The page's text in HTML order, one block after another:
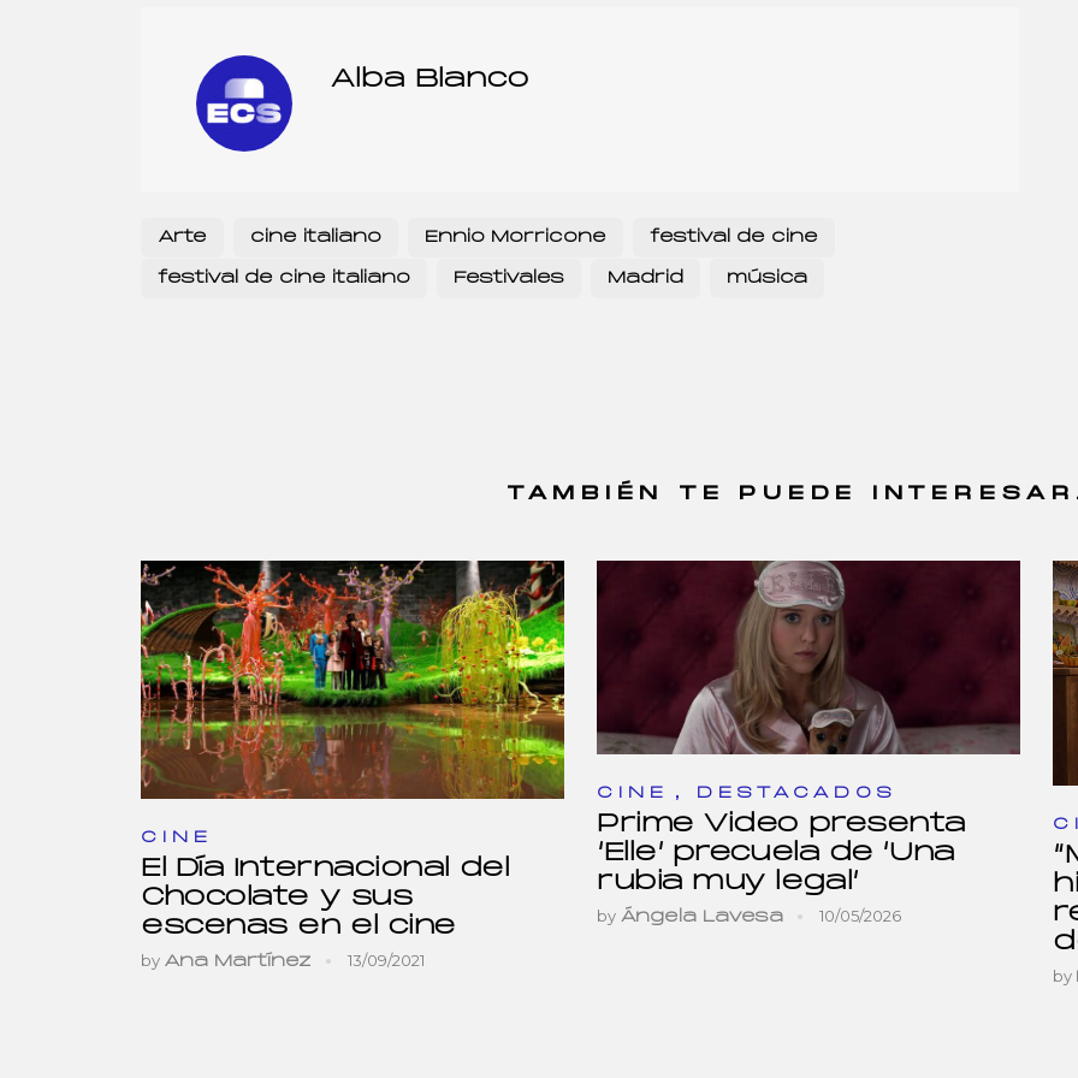
Alba Blanco
Arte cine italiano Ennio Morricone festival de cine
festival de cine italiano Festivales Madrid música
TAMBIÉN TE PUEDE
CINE
El Día Internacional del
Chocolate y sus
escenas en el cine
by Ana Martínez 13/09/2021
CINE , DESTACADOS
Prime Video presenta
‘Elle’ precuela de ‘Una
rubia muy legal’
by Ángela Lavesa 10/05/2026
by